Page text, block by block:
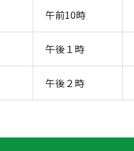
午前10時
午後１時
午後２時